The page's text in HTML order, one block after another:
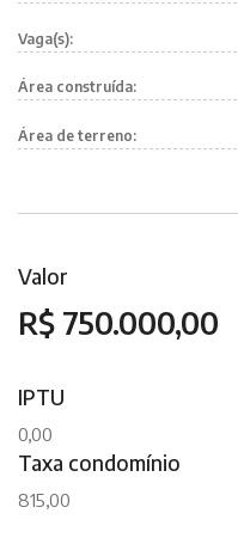
Vaga(s):
Área construída:
Área de terreno:
Valor
R$ 750.000,00
IPTU
0,00
Taxa condomínio
815,00